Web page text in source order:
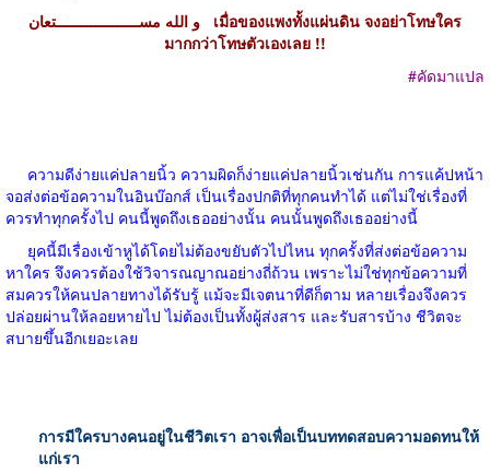
و الله مســـــــــــــــــــتعان เมื่อของแพงทั้งแผ่นดิน จงอย่าโทษใคร
มากกว่าโทษตัวเองเลย !!
#คัดมาแปล
ความดีง่ายแค่ปลายนิ้ว ความผิดก็ง่ายแค่ปลายนิ้วเช่นกัน การแค้ปหน้า
จอส่งต่อข้อความในอินบ๊อกส์ เป็นเรื่องปกติที่ทุกคนทำได้ แต่ไม่ใช่เรื่องที่
ควรทำทุกครั้งไป คนนี้พูดถึงเธออย่างนั้น คนนั้นพูดถึงเธออย่างนี้
ยุคนี้มีเรื่องเข้าหูได้โดยไม่ต้องขยับตัวไปไหน ทุกครั้งที่ส่งต่อข้อความ
หาใคร จึงควรต้องใช้วิจารณญาณอย่างถี่ถ้วน เพราะไม่ใช่ทุกข้อความที่
สมควรให้คนปลายทางได้รับรู้ แม้จะมีเจตนาที่ดีก็ตาม หลายเรื่องจึงควร
ปล่อยผ่านให้ลอยหายไป ไม่ต้องเป็นทั้งผู้ส่งสาร และรับสารบ้าง ชีวิตจะ
สบายขึ้นอีกเยอะเลย
การมีใครบางคนอยู่ในชีวิตเรา อาจเพื่อเป็นบททดสอบความอดทนให้
แก่เรา